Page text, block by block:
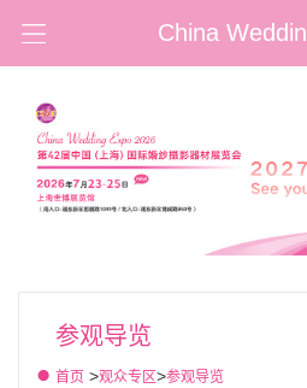
China
参观导览
首页 >观众专区>参观导览